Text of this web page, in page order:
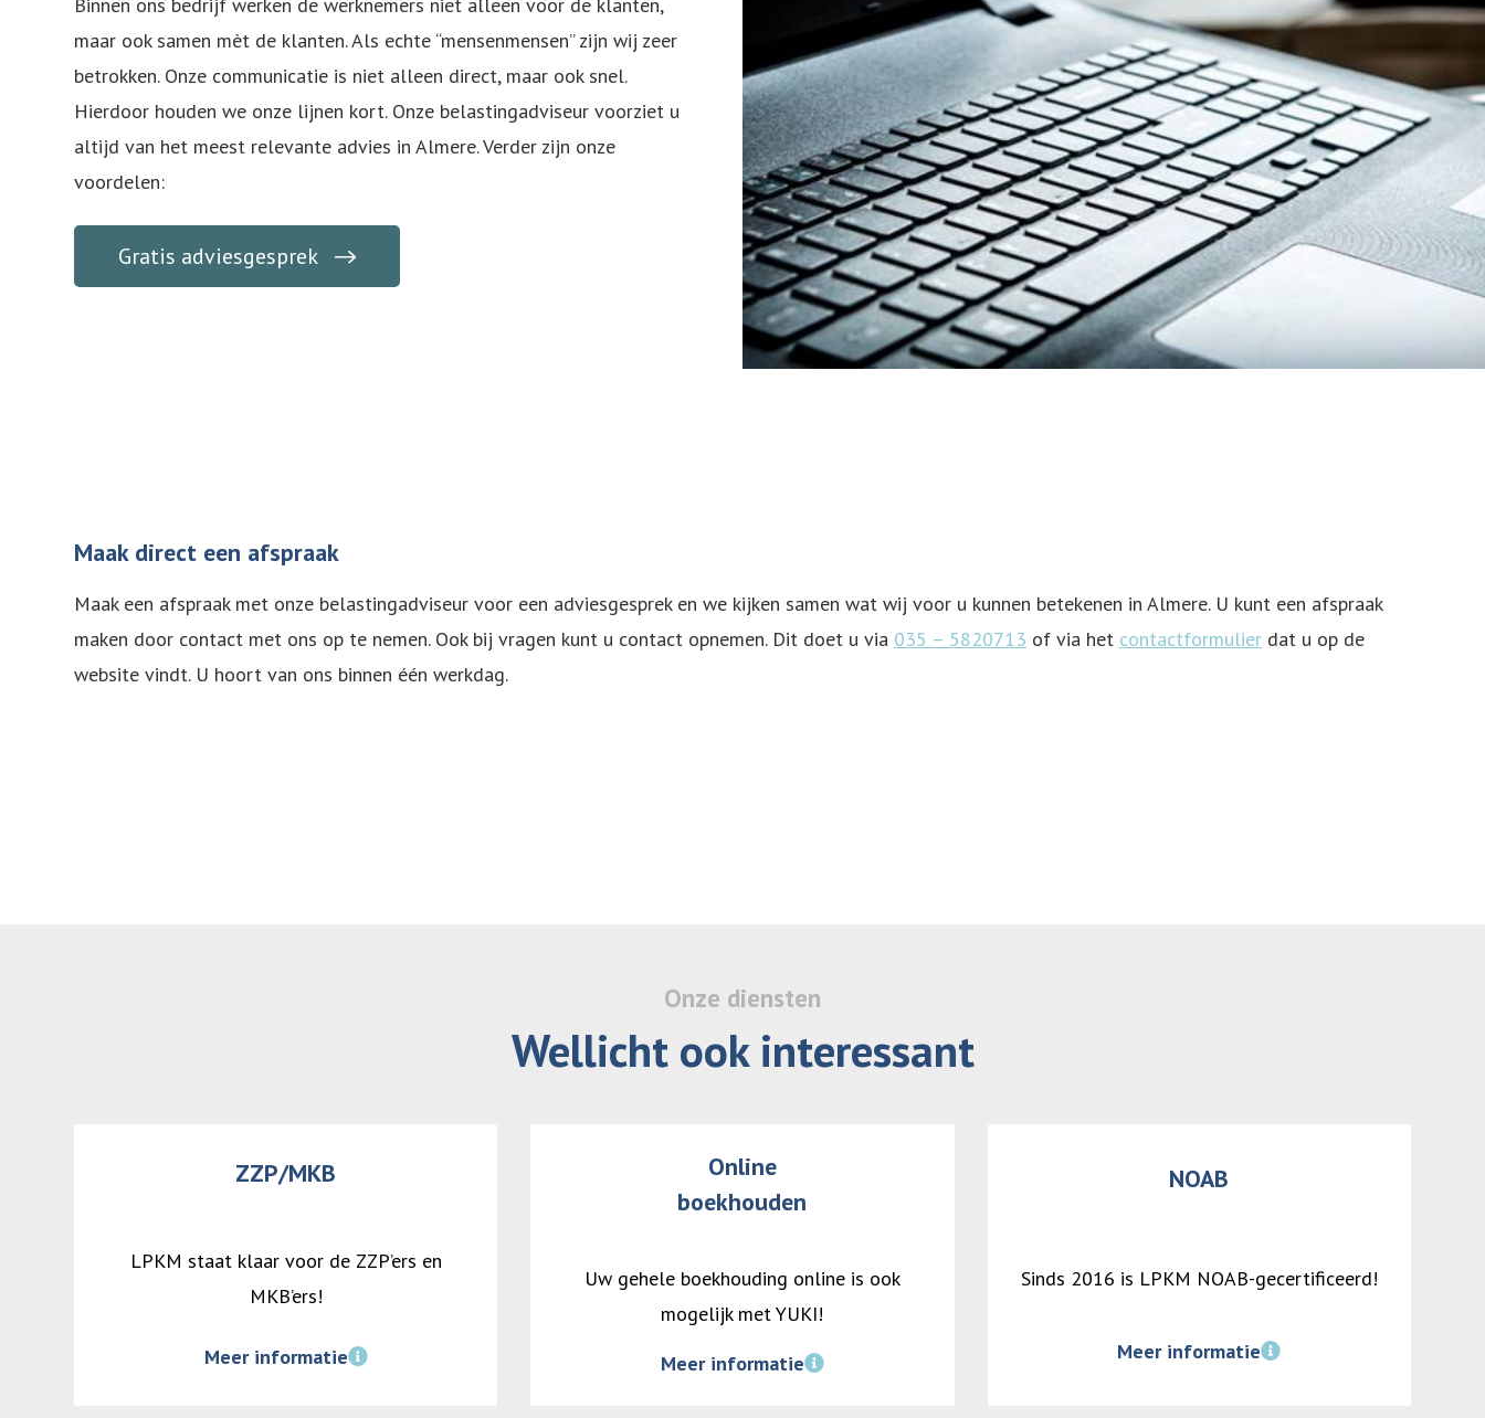
maar ook samen mèt de klanten. Als echte “mensenmensen” zijn wij zeer
betrokken. Onze communicatie is niet alleen direct, maar ook snel.
Hierdoor houden we onze lijnen kort. Onze belastingadviseur voorziet u
altijd van het meest relevante advies in Almere. Verder zijn onze
voordelen:
Gratis adviesgesprek
Maak direct een afspraak
Maak een afspraak met onze belastingadviseur voor een adviesgesprek en we kijken samen wat wij voor u kunnen betekenen in Almere. U kunt een afspraak
maken door contact met ons op te nemen. Ook bij vragen kunt u contact opnemen. Dit doet u via 035 – 5820713 of via het contactformulier dat u op de
website vindt. U hoort van ons binnen één werkdag.
Onze diensten
Wellicht ook interessant
ZZP/MKB
LPKM staat klaar voor de ZZP’ers en
MKB’ers!
Meer informatie
Online
boekhouden
Uw gehele boekhouding online is ook
mogelijk met YUKI!
Meer informatie
NOAB
Sinds 2016 is LPKM NOAB-gecertificeerd!
Meer informatie